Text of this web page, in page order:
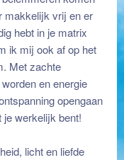
makkelijk vrij en er
hebt in je matrix
ik mij ook af op het
Met zachte
en energie
opengaan
je werkelijk bent!
licht en liefde